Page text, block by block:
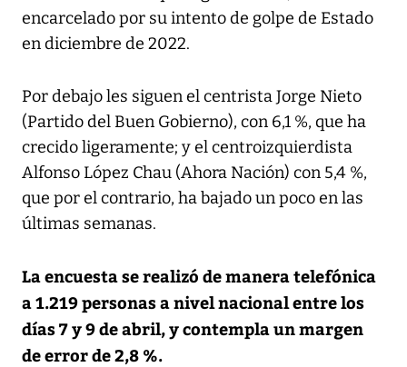
encarcelado por su intento de golpe de Estado
en diciembre de 2022.
Por debajo les siguen el centrista Jorge Nieto
(Partido del Buen Gobierno), con 6,1 %, que ha
crecido ligeramente; y el centroizquierdista
Alfonso López Chau (Ahora Nación) con 5,4 %,
que por el contrario, ha bajado un poco en las
últimas semanas.
La encuesta se realizó de manera telefónica
a 1.219 personas a nivel nacional entre los
días 7 y 9 de abril, y contempla un margen
de error de 2,8 %.